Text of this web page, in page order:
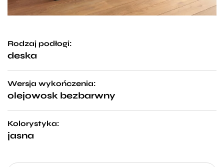
Rodzaj podłogi:
deska
Wersja wykończenia:
olejowosk bezbarwny
Kolorystyka:
jasna